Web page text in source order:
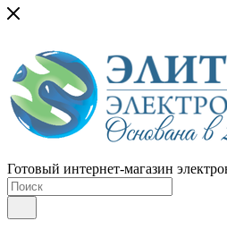
Готовый интернет-магазин